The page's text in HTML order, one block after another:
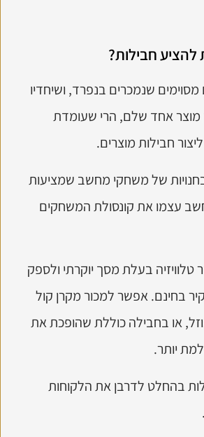
חבילות?
שנמכרים בנפרד, ושיחדיו
מוצר אחד שלם, הרי שעומדת
חבילות מוצרים.
של משחקי מחשב שמציעות
עצמו את קונסולת המשחקים
בעלת מסך יוקרתי ולספק
בחינם. אפשר למכור מקרן קול
או בחבילה כוללת שהופכת את
יותר.
בהחלט לדרבן את הלקוחות